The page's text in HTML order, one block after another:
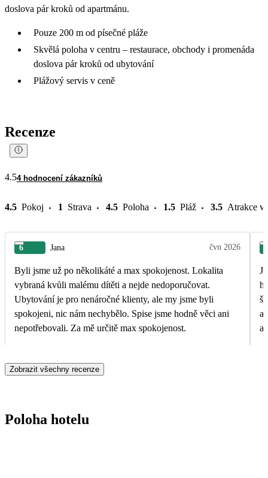
doslova pár kroků od apartmánu.
Pouze 200 m od písečné pláže
Skvělá poloha v centru – restaurace, obchody i promenáda
doslova pár kroků od ubytování
Plážový servis v ceně
Recenze
4.54 hodnocení zákazníků
4.5 Pokoj 1 Strava 4.5 Poloha 1.5 Pláž 3.5 Atrakce v
6 Jana čvn 2026
Byli jsme už po několikáté a max spokojenost. Lokalita
vybraná kvůli malému dítěti a nejde nedoporučovat.
Ubytování je pro nenáročné klienty, ale my jsme byli
spokojeni, nic nám nechybělo. Spise jsme hodně věci ani
nepotřebovali. Za mě určitě max spokojenost.
a
Zobrazit všechny recenze
Poloha hotelu